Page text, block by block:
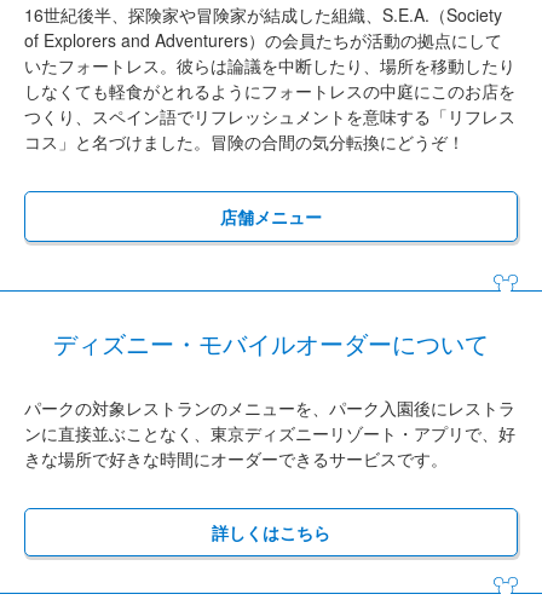
16世紀後半、探険家や冒険家が結成した組織、S.E.A.（Society
of Explorers and Adventurers）の会員たちが活動の拠点にして
いたフォートレス。彼らは論議を中断したり、場所を移動したり
しなくても軽食がとれるようにフォートレスの中庭にこのお店を
つくり、スペイン語でリフレッシュメントを意味する「リフレス
コス」と名づけました。冒険の合間の気分転換にどうぞ！
店舗メニュー
ディズニー・モバイルオーダーについて
パークの対象レストランのメニューを、パーク入園後にレストラ
ンに直接並ぶことなく、東京ディズニーリゾート・アプリで、好
きな場所で好きな時間にオーダーできるサービスです。
詳しくはこちら